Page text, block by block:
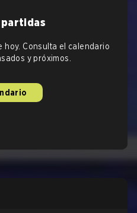
partidas
hoy. Consulta el calendario
y próximos.